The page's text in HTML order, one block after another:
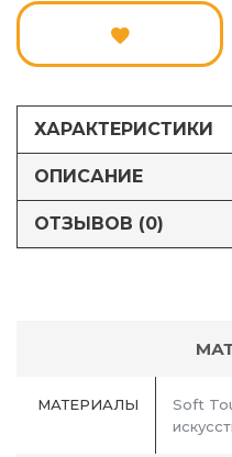
ХАРАКТЕРИСТИКИ
ОПИСАНИЕ
ОТЗЫВОВ (0)
МАТЕРИАЛЫ
Soft